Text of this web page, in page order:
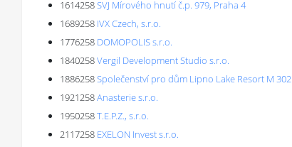
1614258SVJ Mírového hnutí č.p. 979, Praha 4
1689258 IVX Czech, s.r.o.
1776258 DOMOPOLIS s.r.o.
1840258Vergil Development Studio s.r.o.
1886258Společenství pro dům Lipno Lake Resort M 302
1921258Anasterie s.r.o.
1950258T.E.P.Z., s.r.o.
2117258 EXELON Invest s.r.o.